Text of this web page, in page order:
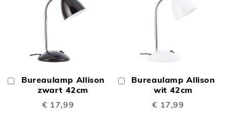
Bureaulamp Allison
zwart 42cm
€ 17,99
In
Winkelwagen
Bureaulamp Allison
wit 42cm
€ 17,99
In
Winkelwagen